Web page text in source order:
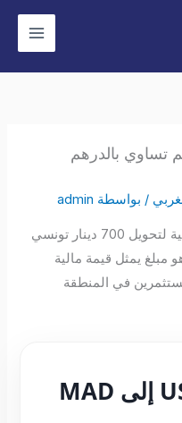
بالدرهم
/ بواسطة admin
تعرف على القيمة الحالية لتحويل 700 دينار تونسي
يمثل قيمة مالية
في المنطقة